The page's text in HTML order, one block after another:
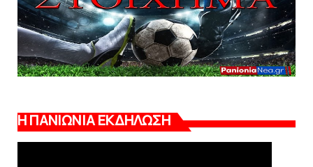
Η ΠΑΝΙΩΝΙΑ ΕΚΔΗΛΩΣΗ